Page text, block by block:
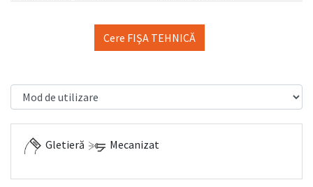
Cere FIŞA TEHNICĂ
Gletieră Mecanizat